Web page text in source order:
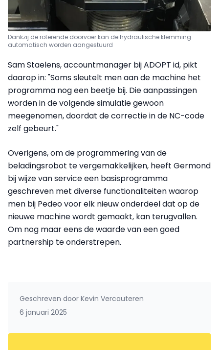
Dankzij de roterende doorvoer kan de hydraulische klemming
automatisch worden aangestuurd
Sam Staelens, accountmanager bij ADOPT id, pikt
daarop in: "Soms sleutelt men aan de machine het
programma nog een beetje bij. Die aanpassingen
worden in de volgende simulatie gewoon
meegenomen, doordat de correctie in de NC-code
zelf gebeurt."
Overigens, om de programmering van de
beladingsrobot te vergemakkelijken, heeft Germond
bij wijze van service een basisprogramma
geschreven met diverse functionaliteiten waarop
men bij Pedeo voor elk nieuw onderdeel dat op de
nieuwe machine wordt gemaakt, kan terugvallen.
Om nog maar eens de waarde van een goed
partnership te onderstrepen.
Geschreven door Kevin Vercauteren
6 januari 2025